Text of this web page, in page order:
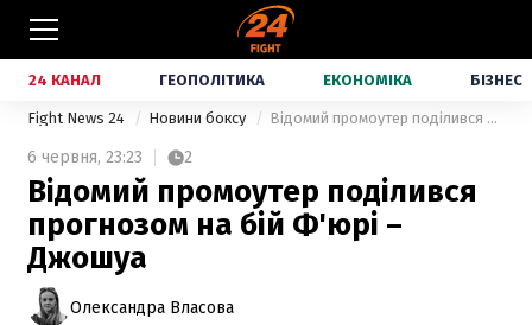
24 КАНАЛ ГЕОПОЛІТИКА ЕКОНОМІКА БІЗНЕС
Fight News 24 Новини боксу Відомий промоутер поділився прогнозом на бій Ф'юрі – Джошуа
6 червня, 23:23 2
Відомий промоутер поділився
прогнозом на бій Ф'юрі –
Джошуа
Олександра Власова